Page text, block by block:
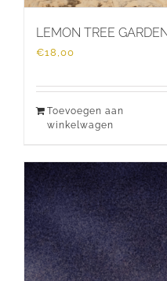
LEMON TREE
€18,00
Toevoegen aan
winkelwagen